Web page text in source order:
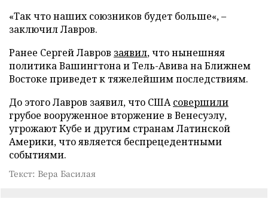
«Так что наших союзников будет больше«, –
заключил Лавров.
Ранее Сергей Лавров заявил, что нынешняя
политика Вашингтона и Тель-Авива на Ближнем
Востоке приведет к тяжелейшим последствиям.
До этого Лавров заявил, что СШАсовершили
грубое вооруженное вторжение в Венесуэлу,
угрожают Кубе и другим странам Латинской
Америки, что является беспрецедентными
событиями.
Текст: Вера Басилая